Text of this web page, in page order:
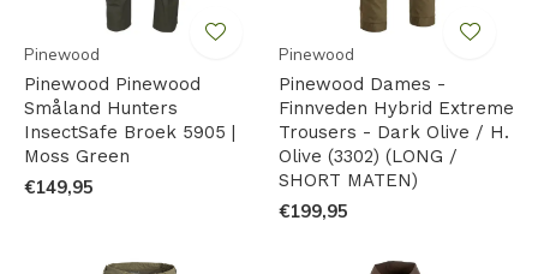
Pinewood
Pinewood Pinewood
Småland Hunters
InsectSafe Broek 5905 |
Moss Green
€149,95
Pinewood
Pinewood Dames -
Finnveden Hybrid Extreme
Trousers - Dark Olive / H.
Olive (3302) (LONG /
SHORT MATEN)
€199,95